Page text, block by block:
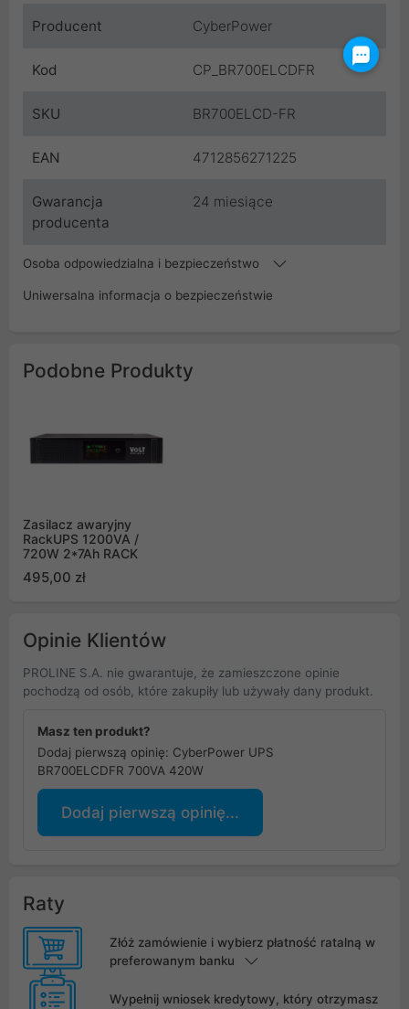
Producent CyberPower
Kod CP_BR700ELCDFR
SKU BR700ELCD-FR
EAN 4712856271225
Gwarancja
producenta
24 miesiące
Osoba odpowiedzialna i bezpieczeństwo
Uniwersalna informacja o bezpieczeństwie
Podobne Produkty
Zasilacz awaryjny
RackUPS 1200VA /
720W 2*7Ah RACK
495,00 zł
Opinie Klientów
PROLINE S.A. nie gwarantuje, że zamieszczone opinie
pochodzą od osób, które zakupiły lub używały dany produkt.
Masz ten produkt?
Dodaj pierwszą opinię: CyberPower UPS
BR700ELCDFR 700VA 420W
Dodaj pierwszą opinię...
Raty
Złóż zamówienie i wybierz płatność ratalną w
preferowanym banku
Wypełnij wniosek kredytowy, który otrzymasz